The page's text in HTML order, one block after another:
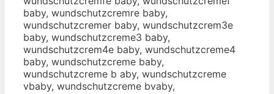
baby, wundschutzcremre baby,
wundschutzcremer baby, wundschutzcrem3e
baby, wundschutzcreme3 baby,
wundschutzcrem4e baby, wundschutzcreme4
baby, wundschutzcreme baby,
wundschutzcreme b aby, wundschutzcreme
vbaby, wundschutzcreme bvaby,